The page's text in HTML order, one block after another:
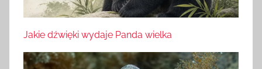
Jakie dźwięki wydaje Panda wielka